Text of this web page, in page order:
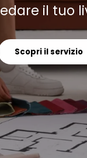
il tuo
Scopri il servizio